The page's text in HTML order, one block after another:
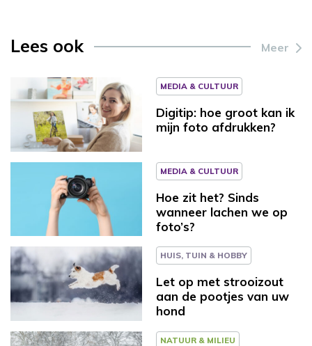
Lees ook Meer
MEDIA & CULTUUR
Digitip: hoe groot kan ik
mijn foto afdrukken?
MEDIA & CULTUUR
Hoe zit het? Sinds
wanneer lachen we op
foto’s?
HUIS, TUIN & HOBBY
Let op met strooizout
aan de pootjes van uw
hond
NATUUR & MILIEU